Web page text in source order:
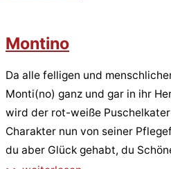
Montino
Da alle felligen und
Monti(no) ganz und gar in ihr
wird der rot-weiße
Charakter nun von seiner
du aber Glück gehabt, du